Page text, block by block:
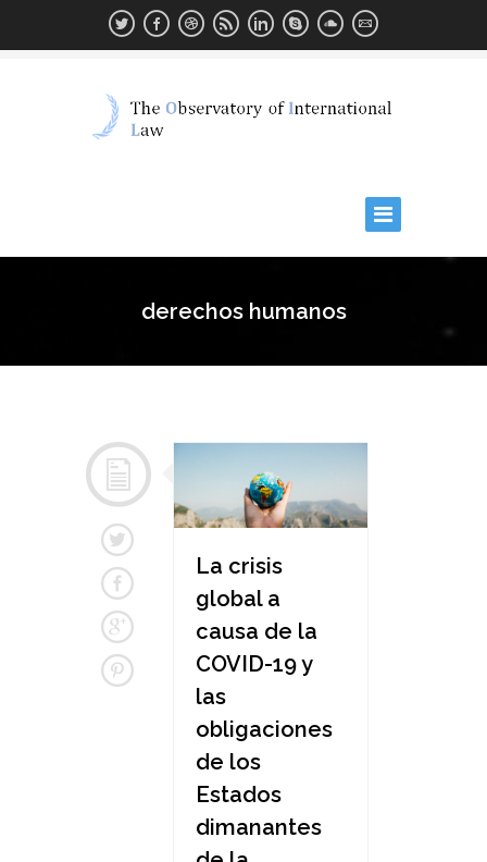
derechos humanos
La crisis
global a
causa de la
COVID-19 y
las
obligaciones
de los
Estados
dimanantes